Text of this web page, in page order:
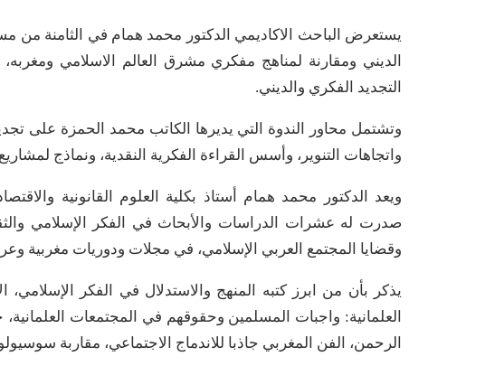
يستعرض الباحث الاكاديمي الدكتور محمد همام في الثامنة من
الديني ومقارنة لمناهج مفكري مشرق العالم الاسلامي
التجديد الفكري والديني.
وتشتمل محاور الندوة التي يديرها الكاتب محمد الحمزة على
واتجاهات التنوير، وأسس القراءة الفكرية النقدية، ونماذج
ويعد الدكتور محمد همام أستاذ بكلية العلوم القانونية
صدرت له عشرات الدراسات والأبحاث في الفكر الإسلامي
وقضايا المجتمع العربي الإسلامي، في مجلات ودوريات مغربية
يذكر بأن من ابرز كتبه المنهج والاستدلال في الفكر
العلمانية: واجبات المسلمين وحقوقهم في المجتمعات
الرحمن، الفن المغربي جاذبا للاندماج الاجتماعي، مقاربة